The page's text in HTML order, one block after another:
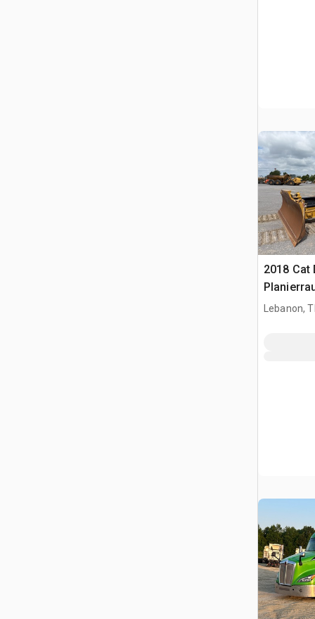
2018 Cat
Lebanon,